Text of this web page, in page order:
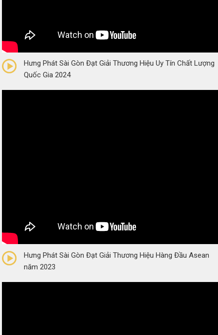
(0 Reviews)
Hưng Phát Sài Gòn Đạt Giải Thương Hiệu Uy Tín Chất Lượng
Quốc Gia 2024
(0 Reviews)
Hưng Phát Sài Gòn Đạt Giải Thương Hiệu Hàng Đầu Asean
năm 2023